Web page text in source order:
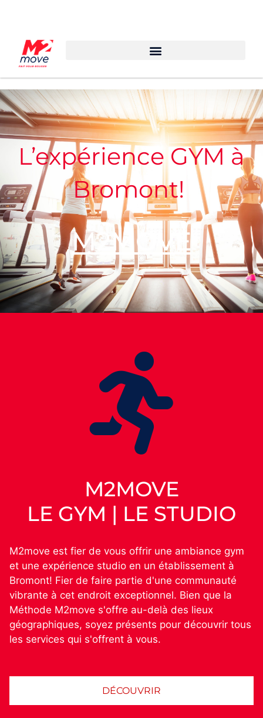
L’expérience GYM à
Bromont!
M2MOVE
M2MOVE
LE GYM | LE STUDIO
M2move est fier de vous offrir une ambiance gym
et une expérience studio en un établissement à
Bromont! Fier de faire partie d'une communauté
vibrante à cet endroit exceptionnel. Bien que la
Méthode M2move s'offre au-delà des lieux
géographiques, soyez présents pour découvrir tous
les services qui s'offrent à vous.
DÉCOUVRIR